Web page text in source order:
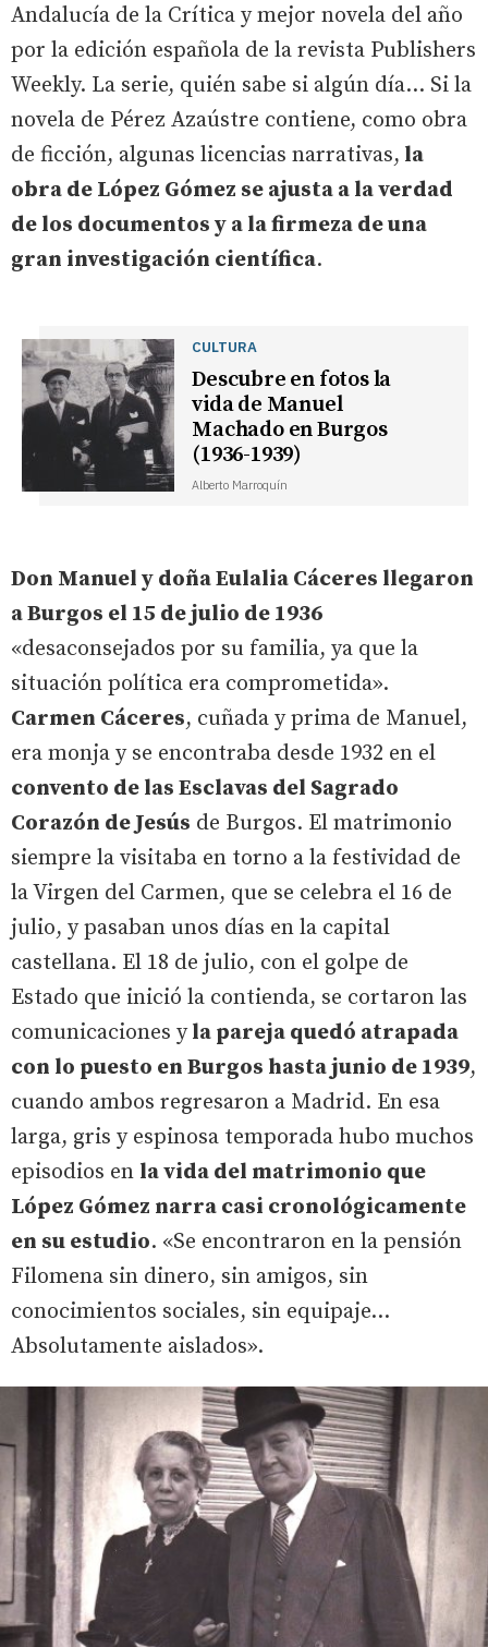
Andalucía de la Crítica y mejor novela del año
por la edición española de la revista Publishers
Weekly. La serie, quién sabe si algún día... Si la
novela de Pérez Azaústre contiene, como obra
de ficción, algunas licencias narrativas, la
obra de López Gómez se ajusta a la verdad
de los documentos y a la firmeza de una
gran investigación científica.
CULTURA
Descubre en fotos la
vida de Manuel
Machado en Burgos
(1936-1939)
Alberto Marroquín
Don Manuel y doña Eulalia Cáceres llegaron
a Burgos el 15 de julio de 1936
«desaconsejados por su familia, ya que la
situación política era comprometida».
Carmen Cáceres, cuñada y prima de Manuel,
era monja y se encontraba desde 1932 en el
convento de las Esclavas del Sagrado
Corazón de Jesús de Burgos. El matrimonio
siempre la visitaba en torno a la festividad de
la Virgen del Carmen, que se celebra el 16 de
julio, y pasaban unos días en la capital
castellana. El 18 de julio, con el golpe de
Estado que inició la contienda, se cortaron las
comunicaciones yla pareja quedó atrapada
con lo puesto en Burgos hasta junio de 1939,
cuando ambos regresaron a Madrid. En esa
larga, gris y espinosa temporada hubo muchos
episodios en la vida del matrimonio que
López Gómez narra casi cronológicamente
en su estudio. «Se encontraron en la pensión
Filomena sin dinero, sin amigos, sin
conocimientos sociales, sin equipaje...
Absolutamente aislados».